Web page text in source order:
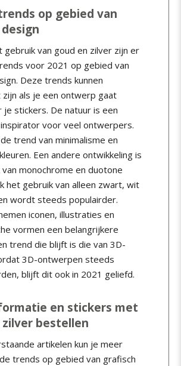
op gebied van
gebruik van goud en zilver zijn er
voor 2021 op gebied van
Deze trends kunnen
als je een ontwerp gaat
je stickers. De natuur is een
voor veel ontwerpers.
trend van minimalisme en
Een andere ontwikkeling is
monochrome en duotone
het gebruik van alleen zwart, wit
wordt steeds populairder.
iconen, illustraties en
vormen een belangrijkere
trend die blijft is die van 3D-
3D-ontwerpen steeds
blijft dit ook in 2021 geliefd.
en stickers met
zilver bestellen
artikelen kun je meer
trends op gebied van grafisch